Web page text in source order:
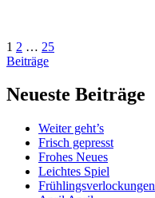
1 2 … 25
BeiträgeÄltere
Neueste Beiträge
Weiter geht’s
Frisch gepresst
Frohes Neues
Leichtes Spiel
Frühlingsverlockungen